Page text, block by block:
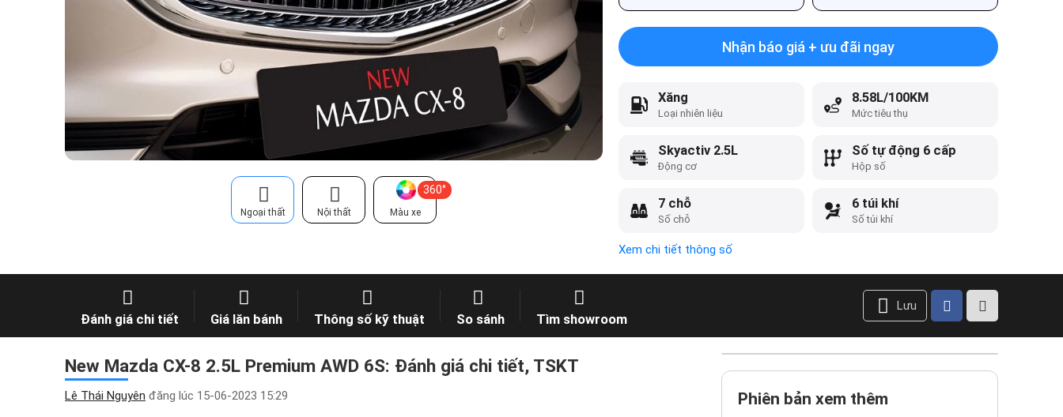
Ngoại thất Nội thất Màu xe
360°
Nhận báo giá + ưu đãi ngay
Loại nhiên liệu
Xăng
Mức tiêu thụ
8.58L/100KM
Động cơ
Skyactiv 2.5L
Hộp số
Số tự động 6 cấp
Số chỗ
7 chỗ
Số túi khí
6 túi khí
Xem chi tiết thông số
Đánh giá chi tiết Giá lăn bánh Thông số kỹ thuật So sánh Tìm showroom
Lưu
New Mazda CX-8 2.5L Premium AWD 6S: Đánh giá chi tiết, TSKT
Lê Thái Nguyên đăng lúc 15-06-2023 15:29 Phiên bản xem thêm